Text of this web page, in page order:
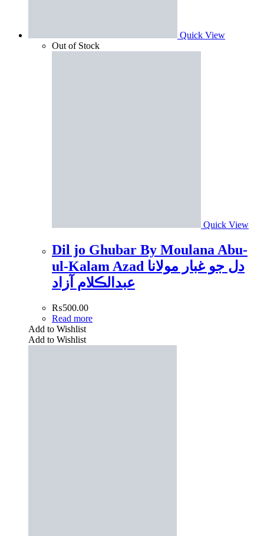
Quick View
Out of Stock
Quick View
Dil jo Ghubar By Moulana Abu-
ul-Kalam Azad دل جو غبار مولانا
عبدالڪلام آزاد
₨500.00
Read more
Add to Wishlist
Add to Wishlist